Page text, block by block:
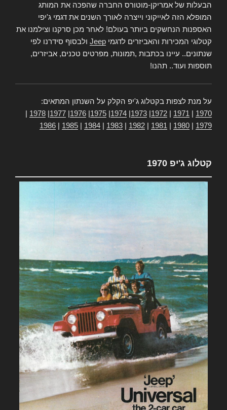
הבעלות של אמריקן-מוטורס החברה שהפכה את המותג
המופלא הזה לאייקוני וייצרה לאורך השנים את דגמי ג'יפי
האספנות הנחשקים ביותר בעולם! לאחר מכן סרקנו וצילמנו את
קטלוגי המכירות והאביזרים לדגמי Jeep ולבסוף סידרנו לפי
שנתונים.. עיינו בכתבות ,תמונות, מפרטים טכנים, אביזרים,
תוספות ועוד.. תהנו!
על מנת לצפות בקטלוג ג'יפ הקלק על השנתון המתאים:
1970
1971
1972
1973
1974
1975
1976
1977
1978
1979
1980
1981
1982
1983
1984
1985
1986
קטלוג ג'יפ 1970